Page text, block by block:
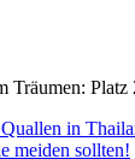
Träumen:
in
meiden sollten!